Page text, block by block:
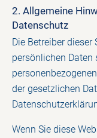
2. Allgemeine
Datenschutz
Die Betreiber
persönlichen Daten
der gesetzlichen
Wenn Sie diese